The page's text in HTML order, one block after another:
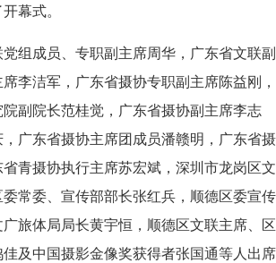
幕式。
成员、专职副主席周华，广东省文联副
李洁军，广东省摄协专职副主席陈益刚，
副院长范桂觉，广东省摄协副主席李志
广东省摄协主席团成员潘赣明，广东省摄
青摄协执行主席苏宏斌，深圳市龙岗区文
常委、宣传部部长张红兵，顺德区委宣传
旅体局局长黄宇恒，顺德区文联主席、区
及中国摄影金像奖获得者张国通等人出席